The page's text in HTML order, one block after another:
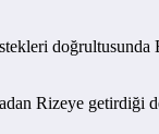
Rizeye getirdiği